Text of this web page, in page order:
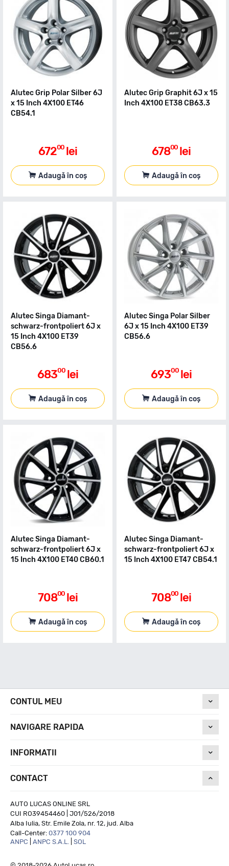
Alutec Grip Polar Silber 6J
x 15 Inch 4X100 ET46
CB54.1
67200 lei
Adaugă în coș
Alutec Grip Graphit 6J x 15
Inch 4X100 ET38 CB63.3
67800 lei
Adaugă în coș
Alutec Singa Diamant-
schwarz-frontpoliert 6J x
15 Inch 4X100 ET39
CB56.6
68300 lei
Adaugă în coș
Alutec Singa Polar Silber
6J x 15 Inch 4X100 ET39
CB56.6
69300 lei
Adaugă în coș
Alutec Singa Diamant-
schwarz-frontpoliert 6J x
15 Inch 4X100 ET40 CB60.1
70800 lei
Adaugă în coș
Alutec Singa Diamant-
schwarz-frontpoliert 6J x
15 Inch 4X100 ET47 CB54.1
70800 lei
Adaugă în coș
CONTUL MEU
NAVIGARE RAPIDA
INFORMATII
CONTACT
AUTO LUCAS ONLINE SRL
CUI RO39454460 | J01/526/2018
Alba Iulia, Str. Emile Zola, nr. 12, jud. Alba
Call-Center: 0377 100 904
ANPC
ANPC S.A.L. SOL